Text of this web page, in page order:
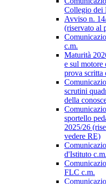
Collegio dei
Avviso n.
(riservato al
c.m.
Maturità
e sul motore
prova scritta
scrutini
della
sportello
2025/26
vedere RE)
d'Istituto c.m.
FLC c.m.